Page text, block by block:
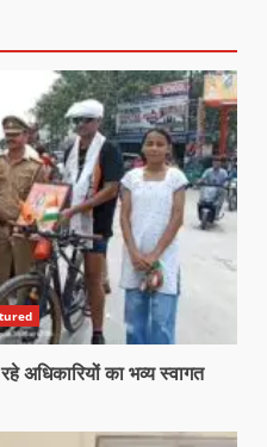
अधिकारियों का भव्य स्वागत